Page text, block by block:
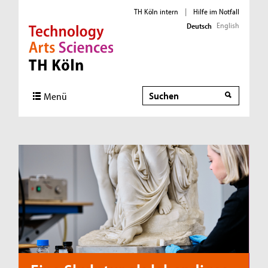
Direkt zur Hauptnavigation
Direkt zum Inhalt
Direkt zum Fußbereich
TH Köln intern |
Hilfe im Notfall
Deutsch English
Menü Suche